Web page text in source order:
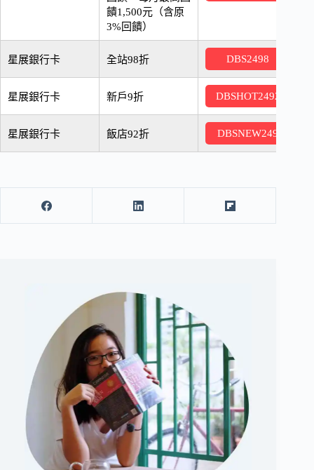
饋1,500元（含原
3%回饋）
星展銀行卡 全站98折 DBS2498
星展銀行卡 新戶9折 DBSHOT2492
星展銀行卡 飯店92折 DBSNEW249